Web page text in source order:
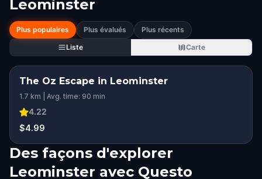
Leominster
Plus populaires Plus évalués
Plus récents
Liste
Carte
The Oz Escape in Leominster
1.7 km | Avg. time: 90 min
4.22
$4.99
Des façons d'explorer
Leominster avec Questo